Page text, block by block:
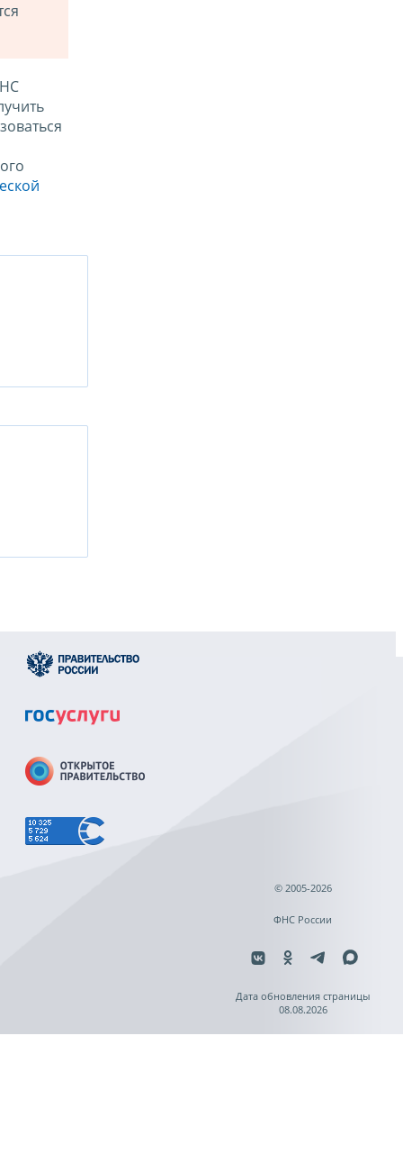
© 2005-2026
ФНС России
Дата обновления страницы
08.08.2026